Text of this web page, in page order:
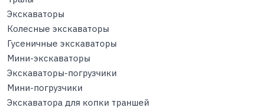
Экскаваторы
Колесные экскаваторы
Гусеничные экскаваторы
Мини-экскаваторы
Экскаваторы-погрузчики
Мини-погрузчики
Экскаватора для копки траншей